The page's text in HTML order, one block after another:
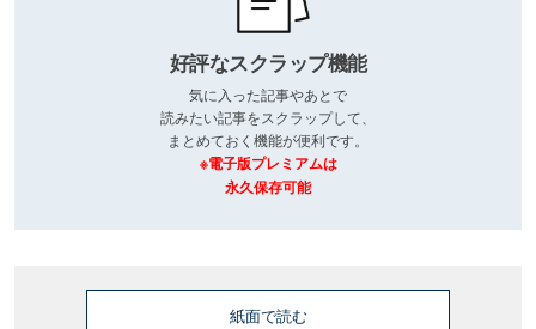
好評なスクラップ機能
気に入った記事やあとで
読みたい記事をスクラップして、
まとめておく機能が便利です。
※電子版プレミアムは
永久保存可能
紙面で読む